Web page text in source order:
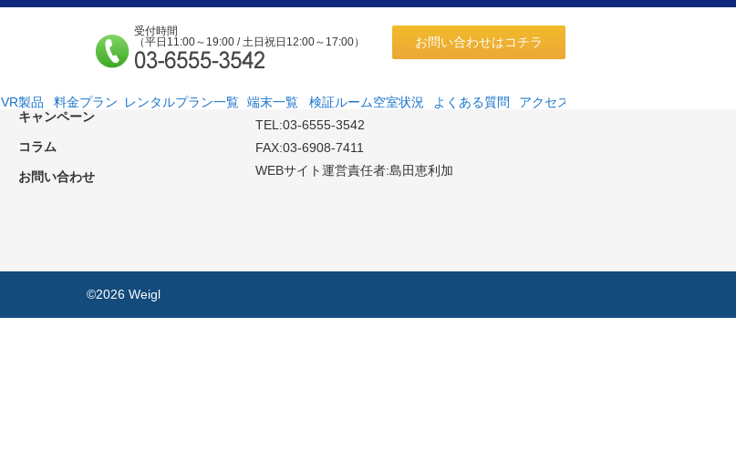
お問い合わせはコチラ
受付時間
（平日11:00～19:00 / 土日祝日12:00～17:00）
VR製品 料金プラン レンタルプラン一覧 端末一覧 検証ルーム空室状況 よくある質問 アクセス
検証ルーム空室状況
キャンペーン
コラム
お問い合わせ
FREYIA合同会社
東京都新宿区高田馬場4-18-10サンハイツ高田馬場204
TEL:03-6555-3542
FAX:03-6908-7411
WEBサイト運営責任者:島田恵利加
©2026 Weigl